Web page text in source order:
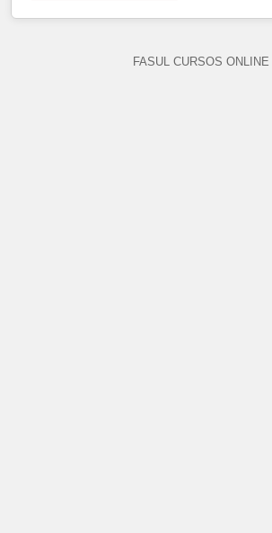
FASUL CURSOS ONLINE